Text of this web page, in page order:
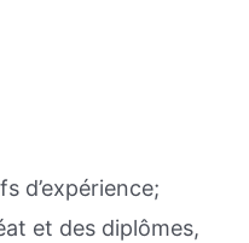
d’expérience;
et des diplômes,